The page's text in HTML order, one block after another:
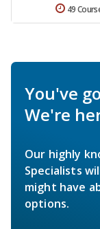
49
You've
We're
Our highly
Specialists
might have
options.